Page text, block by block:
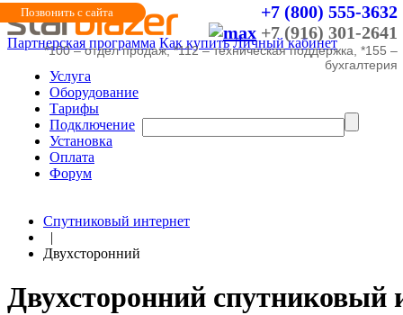
+7 (800) 555-3632
+7 (916) 301-2641
Позвонить с сайта
*100 – отдел продаж, *112 – техническая поддержка, *155 –
бухгалтерия
Партнерская программа Как купить Личный кабинет
Услуга
Оборудование
Тарифы
Подключение
Установка
Оплата
Форум
Спутниковый интернет
|
Двухсторонний
Двухсторонний спутниковый